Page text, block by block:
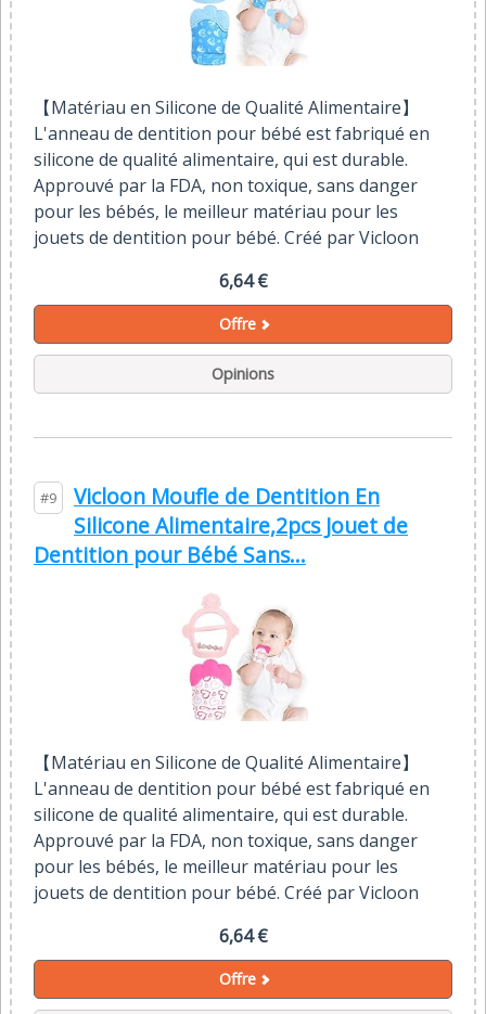
【Matériau en Silicone de Qualité Alimentaire】
L'anneau de dentition pour bébé est fabriqué en
silicone de qualité alimentaire, qui est durable.
Approuvé par la FDA, non toxique, sans danger
pour les bébés, le meilleur matériau pour les
jouets de dentition pour bébé. Créé par Vicloon
6,64 €
Offre
Opinions
#9
Vicloon Moufle de Dentition En
Silicone Alimentaire,2pcs Jouet de
Dentition pour Bébé Sans...
【Matériau en Silicone de Qualité Alimentaire】
L'anneau de dentition pour bébé est fabriqué en
silicone de qualité alimentaire, qui est durable.
Approuvé par la FDA, non toxique, sans danger
pour les bébés, le meilleur matériau pour les
jouets de dentition pour bébé. Créé par Vicloon
6,64 €
Offre